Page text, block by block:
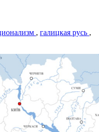
, галицкая русь ,